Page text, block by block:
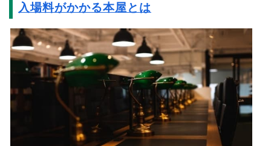
入場料がかかる本屋とは